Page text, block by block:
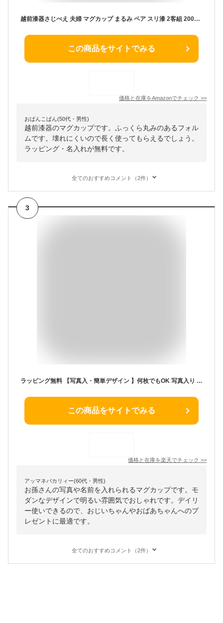
越前漆器さじべえ 夫婦 マグカップ まるみ ペア スリ漆 2客組 200ml 名入れ対応 敬老の日 ラッピング対応 ギフト
この商品をサイトでみる
価格と在庫をAmazonでチェック >>
おぱんこぱん(50代・男性)
越前漆器のマグカップです。ふっくら丸みのあるフォル
ムです。壊れにくいので長く使ってもらえるでしょう。
ラッピング・名入れが無料です。
全てのおすすめコメント（2件）
3
ラッピング無料 【写真入・簡単デザイン 】何枚でもOK 写真入り カップ 陶器 プラスチック マグカップ デザインメーカー 名入れ 写真 孫 出産祝い オリジナル プレゼント 内祝 出産 写真 赤ちゃん 名入れ コップ 孫 猫 部活記念品 母の日 父の日 敬老の日 デザインメーカー
この商品をサイトでみる
価格と在庫を楽天でチェック >>
アッマネバカリィー(60代・男性)
お孫さんの写真や名前を入れられるマグカップです。モ
ダンなデザインで明るい雰囲気でおしゃれです。デイリ
ー使いできるので、おじいちゃんやおばあちゃんへのプ
レゼントに最適です。
全てのおすすめコメント（2件）